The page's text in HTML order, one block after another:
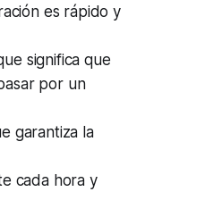
es rápido y
significa que
por un
garantiza la
cada hora y